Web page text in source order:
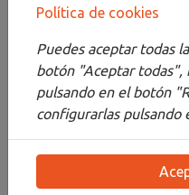
¡Este producto no tiene
Política de cookies
Puedes aceptar todas
botón "Aceptar todas",
pulsando en el botón
configurarlas pulsando